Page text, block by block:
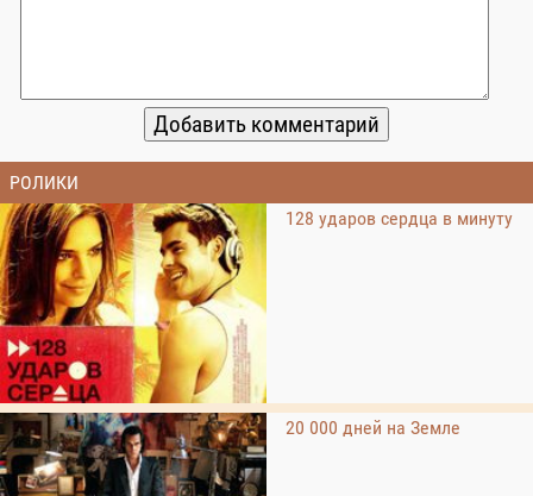
РОЛИКИ
128 ударов сердца в минуту
20 000 дней на Земле